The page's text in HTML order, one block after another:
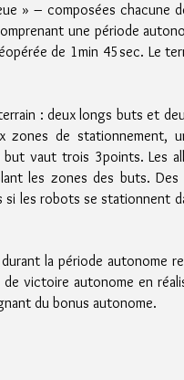
» – composées chacune
une période
de 1min 45sec. Le
: deux longs buts et
zones de stationnement,
but vaut trois 3points. Les
les zones des buts. Des
les robots se stationnent
la période autonome
victoire autonome en
du bonus autonome.